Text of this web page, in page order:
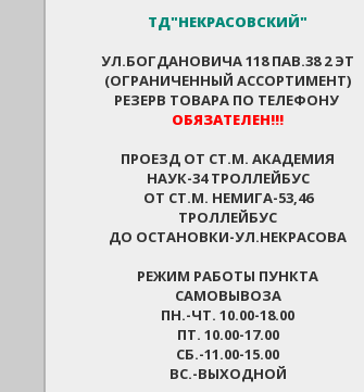
ТД"НЕКРАСОВСКИЙ"
УЛ.БОГДАНОВИЧА 118 ПАВ.38 2 ЭТ
(ОГРАНИЧЕННЫЙ АССОРТИМЕНТ)
РЕЗЕРВ ТОВАРА ПО ТЕЛЕФОНУ
ОБЯЗАТЕЛЕН!!!
ПРОЕЗД ОТ СТ.М. АКАДЕМИЯ
НАУК-34 ТРОЛЛЕЙБУС
ОТ СТ.М. НЕМИГА-53,46
ТРОЛЛЕЙБУС
ДО ОСТАНОВКИ-УЛ.НЕКРАСОВА
РЕЖИМ РАБОТЫ ПУНКТА
САМОВЫВОЗА
ПН.-ЧТ. 10.00-18.00
ПТ. 10.00-17.00
СБ.-11.00-15.00
ВС.-ВЫХОДНОЙ